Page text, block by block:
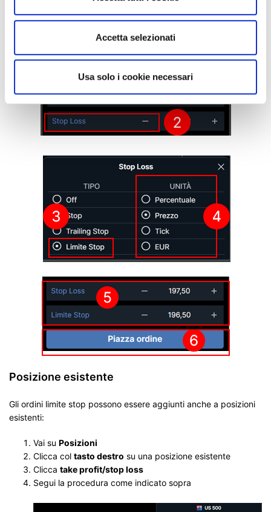
Accetta selezionati
Usa solo i cookie necessari
Posizione esistente
Gli ordini limite stop possono essere aggiunti anche a posizioni
esistenti:
Vai su Posizioni
Clicca col tasto destro su una posizione esistente
Clicca take profit/stop loss
Segui la procedura come indicato sopra